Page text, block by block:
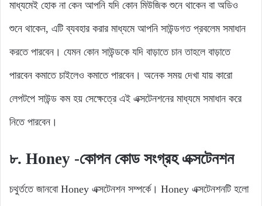
মাধ্যমেই হোক না কেন আপনি যদি কোন মিউজিক শুনে থাকেন বা অডিও
শুনে থাকেন, এটি ব্যবহার করার মাধ্যমে আপনি সাউন্ডগত প্রবলেম সমাধান
করতে পারবেন। যেমন কোন সাউন্ডকে যদি বাড়াতে চান তাহলে বাড়াতে
পারবেন কমাতে চাইলেও কমাতে পারবেন। অনেক সময় দেখা যায় কারো
লেপটপে সাউন্ড কম হয় সেক্ষেত্রে এই এক্সটেনশনের মাধ্যমে সমাধান করে
নিতে পারবেন।
৮. Honey -কোপন কোড সংগ্রহ এক্সটেনশন
চথুর্ততে জানবো Honey এক্সটেনশন সম্পর্কে। Honey এক্সটেনশনটি হলো